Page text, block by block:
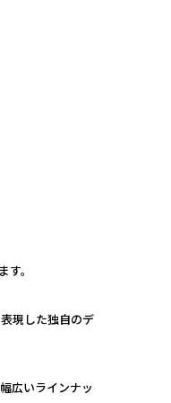
。
現した独自のデ
広いラインナッ